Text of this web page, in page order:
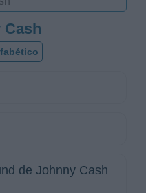
Cash
de Johnny Cash